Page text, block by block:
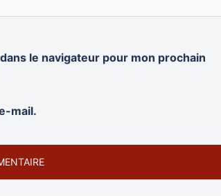
le navigateur pour mon prochain
mail.